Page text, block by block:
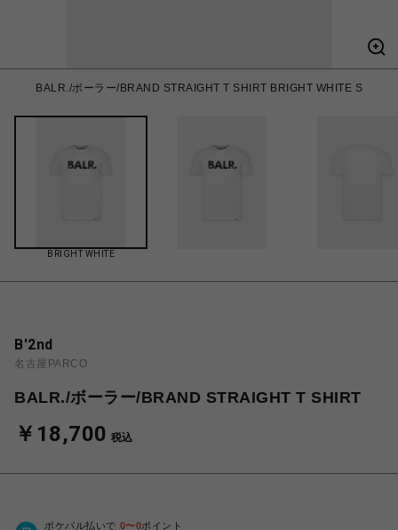
BALR./ボーラー/BRAND STRAIGHT T SHIRT BRIGHT WHITE S
BRIGHT WHITE
B'2nd
名古屋PARCO
BALR./ボーラー/BRAND STRAIGHT T SHIRT
￥18,700 税込
ポケパル払いで 0〜0ポイント